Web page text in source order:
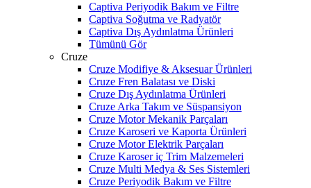
Captiva Periyodik Bakım ve Filtre
Captiva Soğutma ve Radyatör
Captiva Dış Aydınlatma Ürünleri
Tümünü Gör
Cruze
Cruze Modifiye & Aksesuar Ürünleri
Cruze Fren Balatası ve Diski
Cruze Dış Aydınlatma Ürünleri
Cruze Arka Takım ve Süspansiyon
Cruze Motor Mekanik Parçaları
Cruze Karoseri ve Kaporta Ürünleri
Cruze Motor Elektrik Parçaları
Cruze Karoser iç Trim Malzemeleri
Cruze Multi Medya & Ses Sistemleri
Cruze Periyodik Bakım ve Filtre